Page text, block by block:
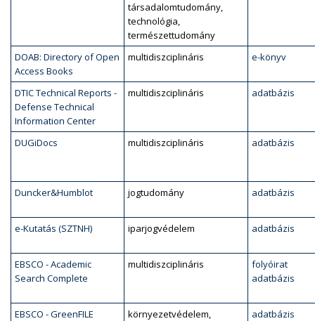
társadalomtudomány,
technológia,
természettudomány
DOAB: Directory of Open
Access Books
multidiszciplináris e-könyv
DTIC Technical Reports -
Defense Technical
Information Center
multidiszciplináris adatbázis
DUGiDocs multidiszciplináris adatbázis
Duncker&Humblot jogtudomány adatbázis
e-Kutatás (SZTNH) iparjogvédelem adatbázis
EBSCO - Academic
Search Complete
multidiszciplináris
folyóirat
adatbázis
EBSCO - GreenFILE
környezetvédelem,
adatbázis